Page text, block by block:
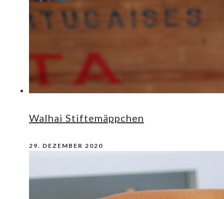
Walhai Stiftemäppchen
29. DEZEMBER 2020